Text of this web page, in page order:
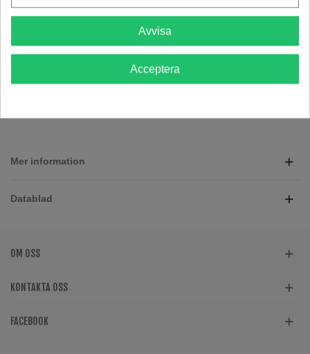
Lägg Till I Varukorgen
Vikt: 0.00 kg
Mer information
Datablad
OM OSS
KONTAKTA OSS
FACEBOOK
Avvisa
Acceptera